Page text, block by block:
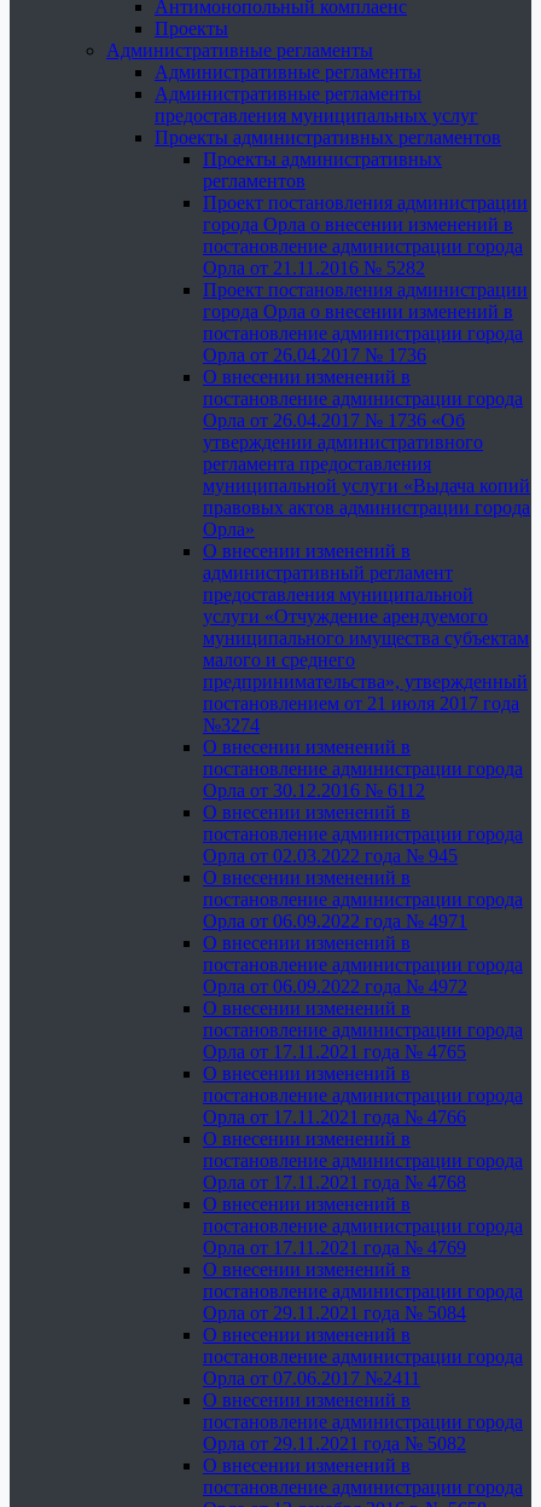
Антимонопольный комплаенс
Проекты
Административные регламенты
Административные регламенты
Административные регламенты
предоставления муниципальных услуг
Проекты административных регламентов
Проекты административных
регламентов
Проект постановления администрации
города Орла о внесении изменений в
постановление администрации города
Орла от 21.11.2016 № 5282
Проект постановления администрации
города Орла о внесении изменений в
постановление администрации города
Орла от 26.04.2017 № 1736
О внесении изменений в
постановление администрации города
Орла от 26.04.2017 № 1736 «Об
утверждении административного
регламента предоставления
муниципальной услуги «Выдача копий
правовых актов администрации города
Орла»
О внесении изменений в
административный регламент
предоставления муниципальной
услуги «Отчуждение арендуемого
муниципального имущества субъектам
малого и среднего
предпринимательства», утвержденный
постановлением от 21 июля 2017 года
№3274
О внесении изменений в
постановление администрации города
Орла от 30.12.2016 № 6112
О внесении изменений в
постановление администрации города
Орла от 02.03.2022 года № 945
О внесении изменений в
постановление администрации города
Орла от 06.09.2022 года № 4971
О внесении изменений в
постановление администрации города
Орла от 06.09.2022 года № 4972
О внесении изменений в
постановление администрации города
Орла от 17.11.2021 года № 4765
О внесении изменений в
постановление администрации города
Орла от 17.11.2021 года № 4766
О внесении изменений в
постановление администрации города
Орла от 17.11.2021 года № 4768
О внесении изменений в
постановление администрации города
Орла от 17.11.2021 года № 4769
О внесении изменений в
постановление администрации города
Орла от 29.11.2021 года № 5084
О внесении изменений в
постановление администрации города
Орла от 07.06.2017 №2411
О внесении изменений в
постановление администрации города
Орла от 29.11.2021 года № 5082
О внесении изменений в
постановление администрации города